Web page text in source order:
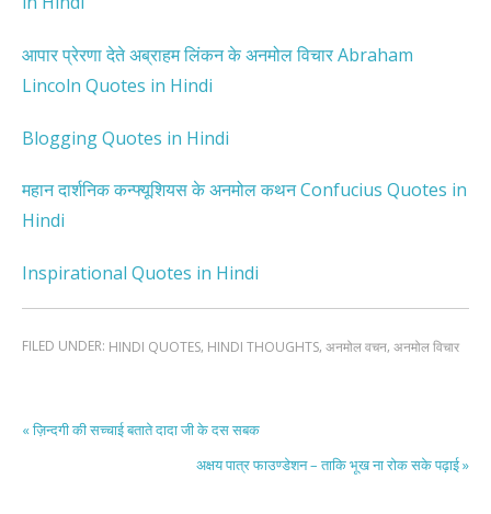
आपार प्रेरणा देते अब्राहम लिंकन के अनमोल विचार Abraham
Lincoln Quotes in Hindi
Blogging Quotes in Hindi
महान दार्शनिक कन्फ्यूशियस के अनमोल कथन Confucius Quotes in
Hindi
Inspirational Quotes in Hindi
FILED UNDER: HINDI QUOTES, HINDI THOUGHTS, अनमोल वचन, अनमोल विचार
« ज़िन्दगी की सच्चाई बताते दादा जी के दस सबक
अक्षय पात्र फाउण्डेशन – ताकि भूख ना रोक सके पढ़ाई »